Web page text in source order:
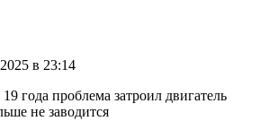
в 23:14
года проблема затроил двигатель
не заводится